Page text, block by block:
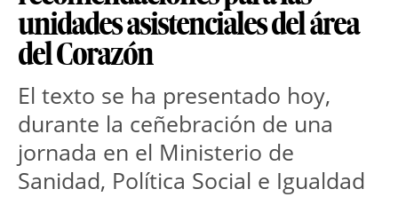
unidades asistenciales del área
del Corazón
El texto se ha presentado hoy,
durante la ceñebración de una
jornada en el Ministerio de
Sanidad, Política Social e Igualdad